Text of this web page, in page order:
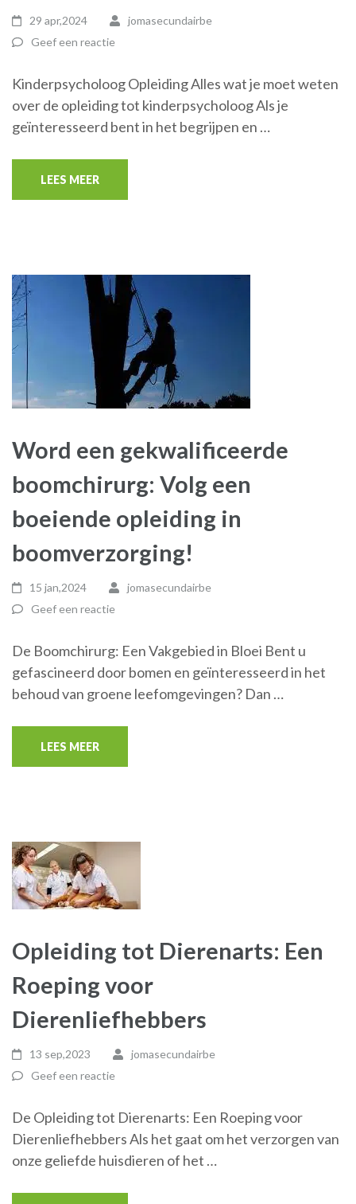
29 apr,2024
jomasecundairbe
Geef een reactie
Kinderpsycholoog Opleiding Alles wat je moet weten
over de opleiding tot kinderpsycholoog Als je
geïnteresseerd bent in het begrijpen en …
LEES MEER
Word een gekwalificeerde
boomchirurg: Volg een
boeiende opleiding in
boomverzorging!
15 jan,2024
jomasecundairbe
Geef een reactie
De Boomchirurg: Een Vakgebied in Bloei Bent u
gefascineerd door bomen en geïnteresseerd in het
behoud van groene leefomgevingen? Dan …
LEES MEER
Opleiding tot Dierenarts: Een
Roeping voor
Dierenliefhebbers
13 sep,2023
jomasecundairbe
Geef een reactie
De Opleiding tot Dierenarts: Een Roeping voor
Dierenliefhebbers Als het gaat om het verzorgen van
onze geliefde huisdieren of het …